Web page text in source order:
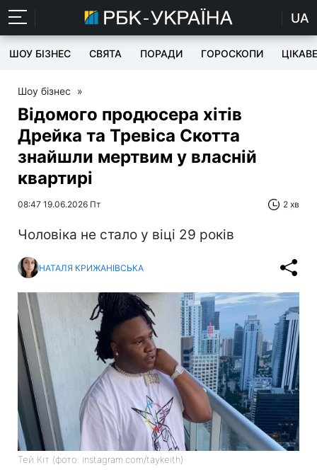
UA
ШОУ БІЗНЕС СВЯТА ПОРАДИ ГОРОСКОПИ ЦІКАВЕ
Шоу бізнес »
Відомого продюсера хітів
Дрейка та Тревіса Скотта
знайшли мертвим у власній
квартирі
08:47 19.06.2026 Пт 2 хв
Чоловіка не стало у віці 29 років
НАТАЛЯ КРИЖАНІВСЬКА
Тей Кіт (фото: instagram.com/taykeith)